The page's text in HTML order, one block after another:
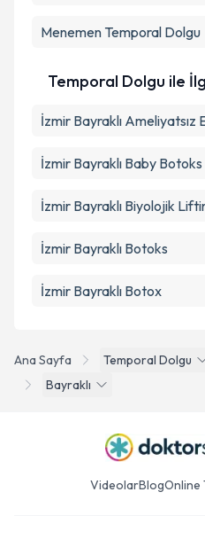
Ana Sayfa Temporal Dolgu
Bayraklı
Menemen Temporal Dolgu
Temporal Dolgu ile
İzmir Bayraklı
İzmir Bayraklı Baby Botoks
İzmir Bayraklı Biyolojik
İzmir Bayraklı Botoks
İzmir Bayraklı Botox
VideolarBlogOnline